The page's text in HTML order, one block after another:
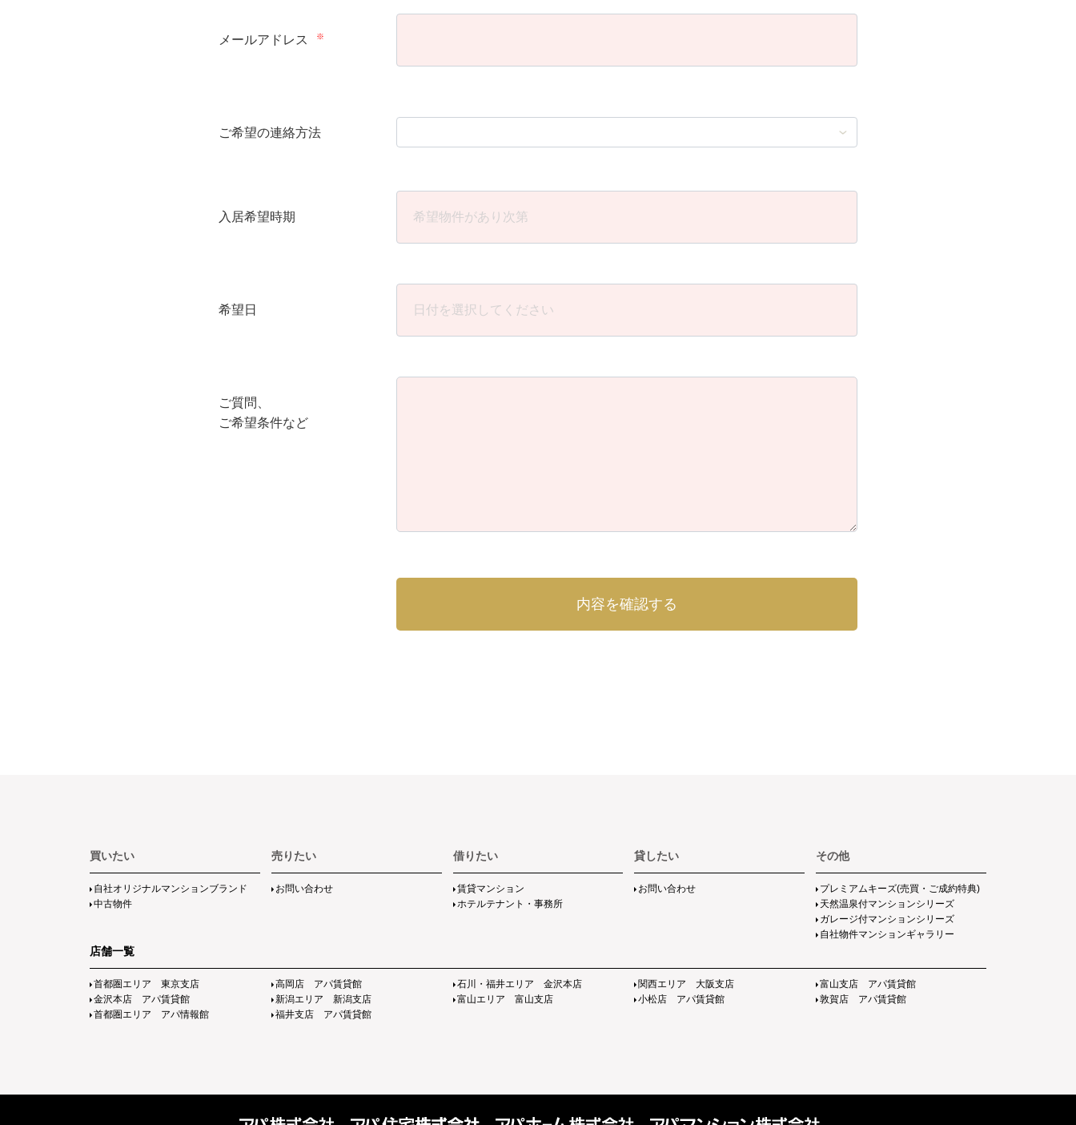
メールアドレス ※
ご希望の連絡方法
入居希望時期
希望日
ご質問、
ご希望条件など
買いたい
自社オリジナルマンションブランド
中古物件
売りたい
お問い合わせ
借りたい
賃貸マンション
ホテルテナント・事務所
貸したい
お問い合わせ
その他
プレミアムキーズ(売買・ご成約特典)
天然温泉付マンションシリーズ
ガレージ付マンションシリーズ
自社物件マンションギャラリー
店舗一覧
首都圏エリア 東京支店 高岡店 アパ賃貸館 石川・福井エリア 金沢本店 関西エリア 大阪支店
富山支店 アパ賃貸館
金沢本店 アパ賃貸館
新潟エリア 新潟支店 富山エリア 富山支店 小松店 アパ賃貸館
敦賀店 アパ賃貸館
首都圏エリア アパ情報館
福井支店 アパ賃貸館